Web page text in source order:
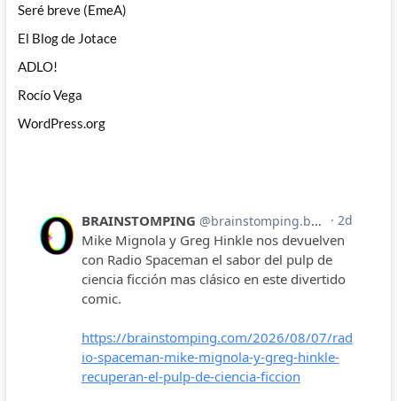
Seré breve (EmeA)
El Blog de Jotace
ADLO!
Rocío Vega
WordPress.org